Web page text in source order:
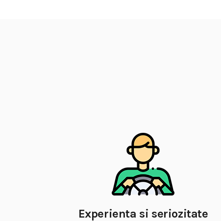
Experienta si seriozitate